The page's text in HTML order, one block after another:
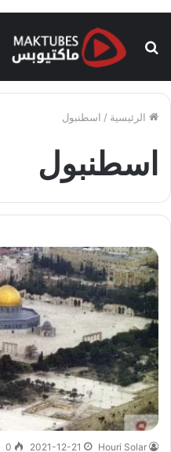
بحث
الرئيسية / اسطنبول
اسطنبول
Houri Solar
2021-12-21
0